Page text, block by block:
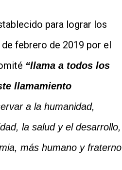
para lograr los
febrero de 2019 por el
“llama a todos los
llamamiento
a la humanidad,
la salud y el desarrollo,
más humano y fraterno